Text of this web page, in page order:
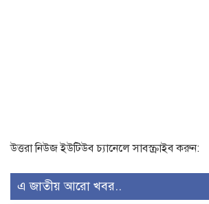
উত্তরা নিউজ ইউটিউব চ্যানেলে সাবস্ক্রাইব করুন:
এ জাতীয় আরো খবর..